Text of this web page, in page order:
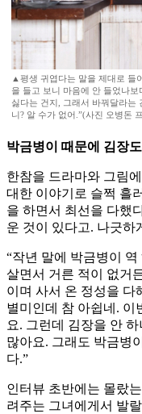
▲평생 귀엽다는 말을 제대로 들
을 들고 보니 마음에 안 들었나
싫다는 건지, 그래서 바꿔달라는
니? 알 수가 없어.”(사진 오병돈
박금병이 때문에 김장
한참을 드라마와 그림
대한 이야기로 슬쩍 흘
을 하면서 최선을 다했
운 것이 있다고. 나긋하
“작년 말에 박금병이
살면서 거른 적이 없거
이며 사서 온 정성을 다
별미인데 참 아쉽네. 이
요. 그런데 김장을 안
많아요. 그래도 박금병
다.”
인터뷰 초반에는 몰랐
려주는 그녀에게서 발